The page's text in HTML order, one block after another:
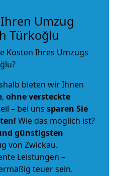
Umzug
Türkoğlu
Kosten Ihres Umzugs
bieten wir Ihnen
, ohne versteckte
– bei uns sparen Sie
Wie das möglich ist?
günstigsten
von Zwickau.
Leistungen –
teuer sein.